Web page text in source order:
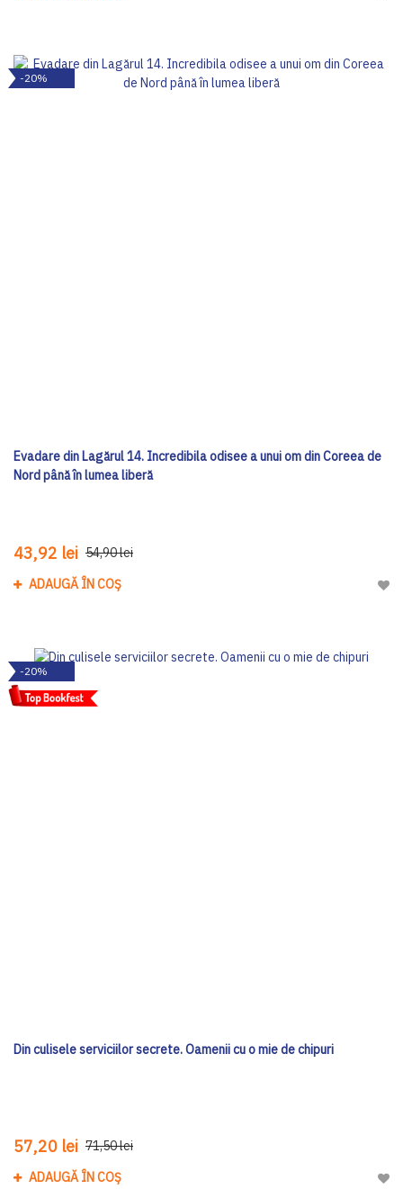
-20%
Evadare din Lagărul 14. Incredibila odisee a unui om din Coreea de
Nord până în lumea liberă
43,92 lei 54,90 lei
ADAUGĂ ÎN COȘ
-20%
Din culisele serviciilor secrete. Oamenii cu o mie de chipuri
57,20 lei 71,50 lei
ADAUGĂ ÎN COȘ